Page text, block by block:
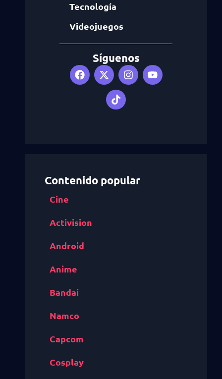
Tecnología
Videojuegos
Síguenos
Contenido popular
Cine
Activision
Android
Anime
Bandai
Namco
Capcom
Cosplay